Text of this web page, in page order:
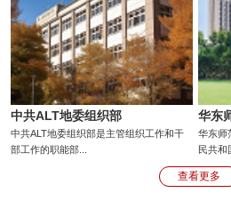
中共ALT地委组织部
中共ALT地委组织部是主管组织工作和干
部工作的职能部...
华东
华东师
民共和
查看更多